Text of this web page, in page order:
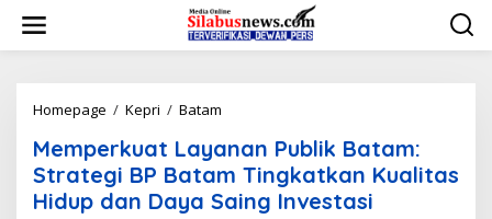
w
Homepage / Kepri / Batam
m
p
e
r
Memperkuat Layanan Publik Batam:
Strategi BP Batam Tingkatkan Kualitas
Hidup dan Daya Saing Investasi